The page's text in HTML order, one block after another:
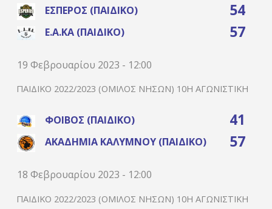
ΈΣΠΕΡΟΣ (ΠΑΙΔΙΚΌ) 54
Ε.Α.ΚΑ (ΠΑΙΔΙΚΌ) 57
19 Φεβρουαρίου 2023 - 12:00
ΠΑΙΔΙΚΌ 2022/2023 (ΌΜΙΛΟΣ ΝΉΣΩΝ) 10Η ΑΓΩΝΙΣΤΙΚΉ
ΦΟΊΒΟΣ (ΠΑΙΔΙΚΌ) 41
ΑΚΑΔΗΜΊΑ ΚΑΛΎΜΝΟΥ (ΠΑΙΔΙΚΌ) 57
18 Φεβρουαρίου 2023 - 12:00
ΠΑΙΔΙΚΌ 2022/2023 (ΌΜΙΛΟΣ ΝΉΣΩΝ) 10Η ΑΓΩΝΙΣΤΙΚΉ